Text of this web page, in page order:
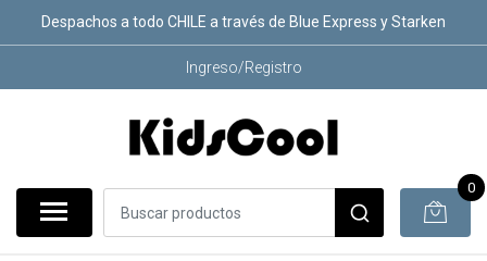
Despachos a todo CHILE a través de Blue Express y Starken
Ingreso/Registro
0